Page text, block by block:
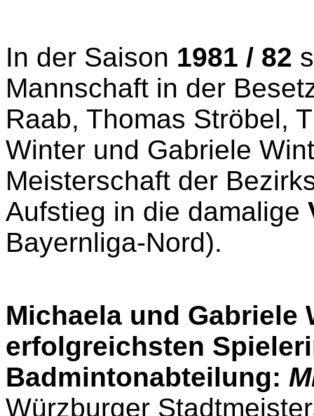
In der Saison 1981 / 82
Mannschaft in der
Raab, Thomas Ströbel,
Winter und Gabriele
Meisterschaft der
Aufstieg in die damalige
Bayernliga-Nord).
Michaela und Gabriele
erfolgreichsten
Badmintonabteilung:
Würzburger